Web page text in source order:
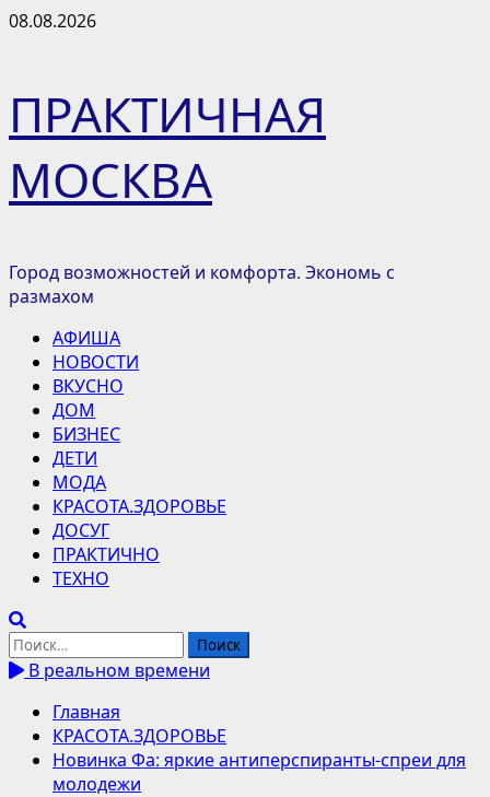
Перейти
08.08.2026
ПРАКТИЧНАЯ
МОСКВА
Город возможностей и комфорта. Экономь с
размахом
Основное
меню
АФИША
НОВОСТИ
ВКУСНО
ДОМ
БИЗНЕС
ДЕТИ
МОДА
КРАСОТА.ЗДОРОВЬЕ
ДОСУГ
ПРАКТИЧНО
ТЕХНО
Найти:
В реальном времени
Главная
КРАСОТА.ЗДОРОВЬЕ
Новинка Фа: яркие антиперспиранты-спреи для
молодежи